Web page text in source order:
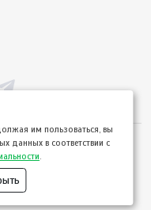
- 2026
соглашением
ТВОЙПРОДУКТ
им пользоваться, вы
данных в соответствии с